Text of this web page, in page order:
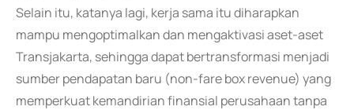
Selain itu, katanya lagi, kerja sama itu diharapkan
mampu mengoptimalkan dan mengaktivasi aset-aset
Transjakarta, sehingga dapat bertransformasi menjadi
sumber pendapatan baru (non-fare box revenue) yang
memperkuat kemandirian finansial perusahaan tanpa